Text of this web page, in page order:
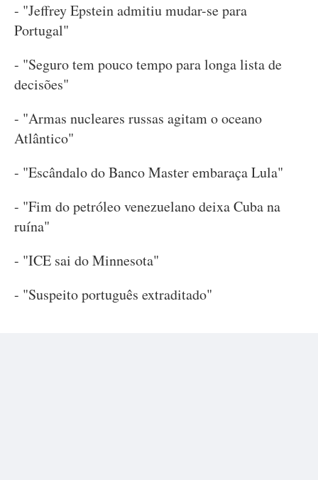
- "Jeffrey Epstein admitiu mudar-se para
Portugal"
- "Seguro tem pouco tempo para longa lista de
decisões"
- "Armas nucleares russas agitam o oceano
Atlântico"
- "Escândalo do Banco Master embaraça Lula"
- "Fim do petróleo venezuelano deixa Cuba na
ruína"
- "ICE sai do Minnesota"
- "Suspeito português extraditado"